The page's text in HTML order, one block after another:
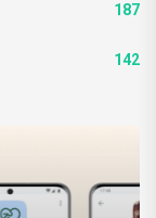
187
142